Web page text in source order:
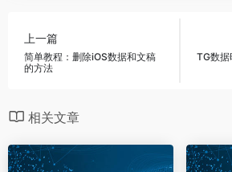
上一篇
简单教程：删除iOS数据和文稿
的方法
TG数据
相关文章